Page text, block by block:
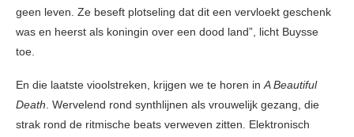
geen leven. Ze beseft plotseling dat dit een vervloekt geschenk
was en heerst als koningin over een dood land”, licht Buysse
toe.
En die laatste vioolstreken, krijgen we te horen inA Beautiful
Death. Wervelend rond synthlijnen als vrouwelijk gezang, die
strak rond de ritmische beats verweven zitten. Elektronisch